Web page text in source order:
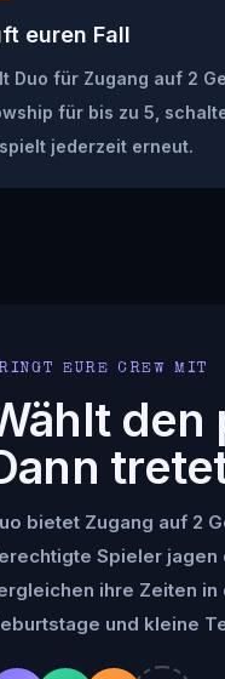
euren Fall
Duo für Zugang auf 2
für bis zu 5,
jederzeit erneut.
EURE CREW MIT
den
bietet Zugang auf 2
Spieler
ihre Zeiten in
und kleine